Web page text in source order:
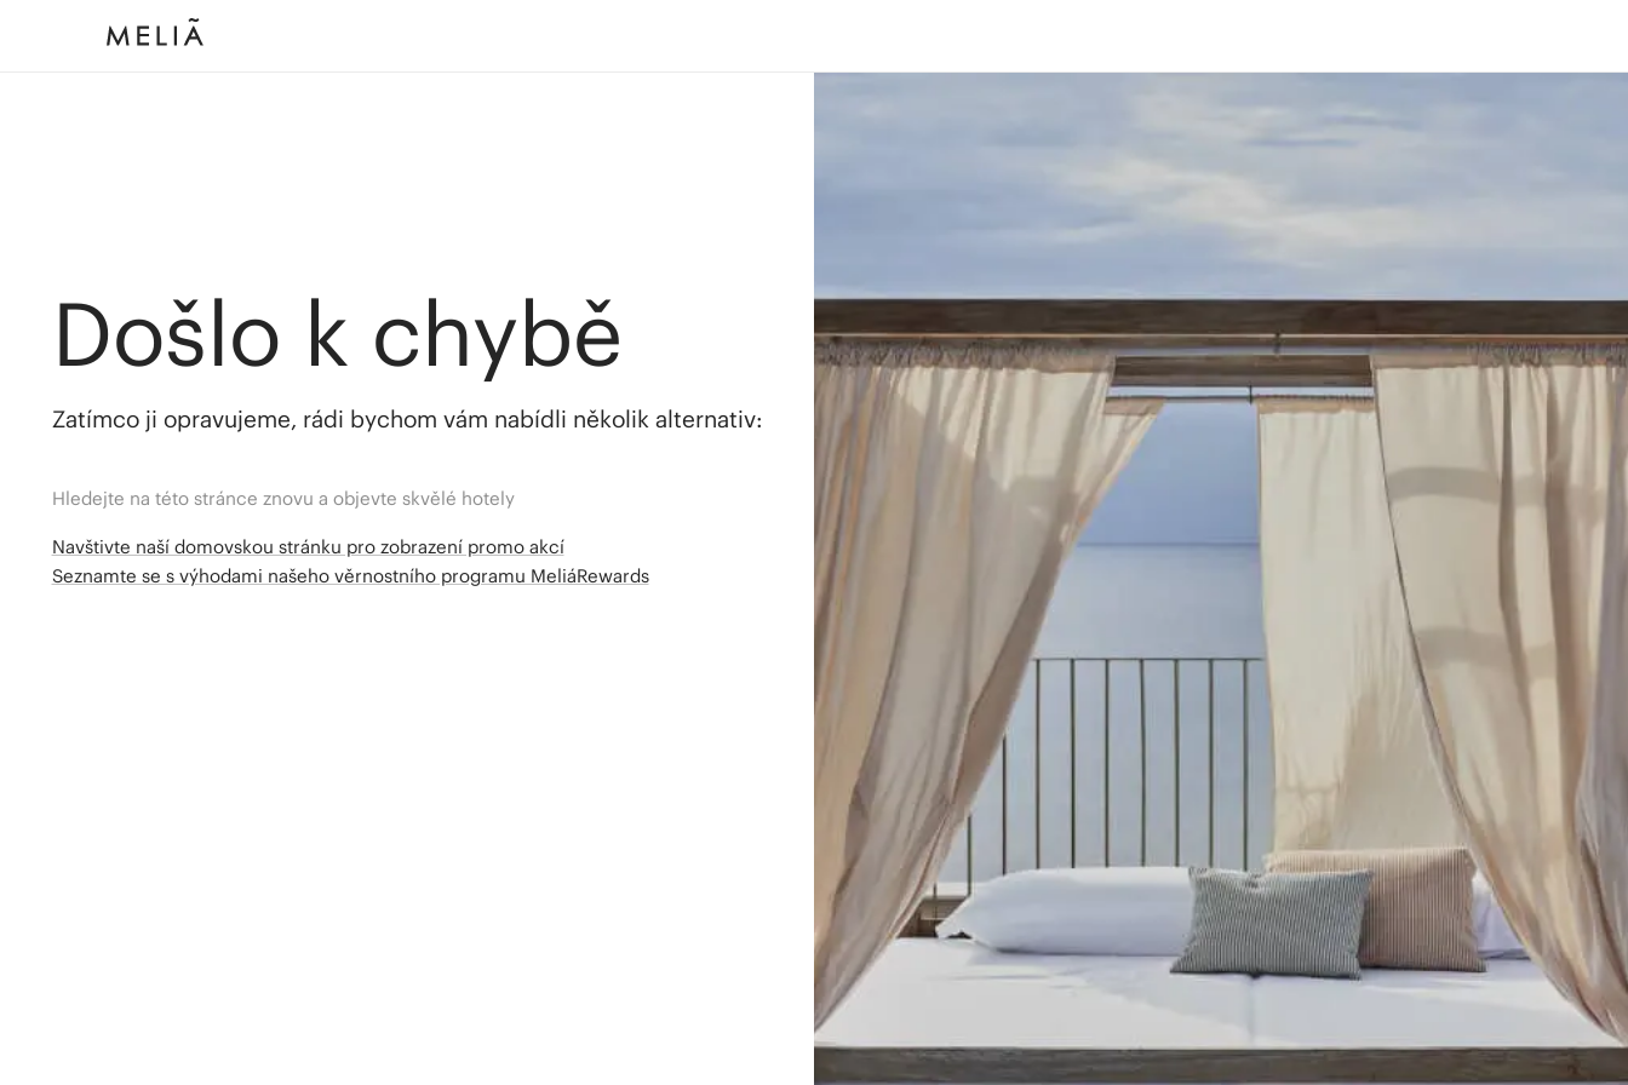
Došlo k chybě
Zatímco ji opravujeme, rádi bychom vám nabídli několik alternativ:
Hledejte na této stránce znovu a objevte skvělé hotely
Navštivte naší domovskou stránku pro zobrazení promo akcí
Seznamte se s výhodami našeho věrnostního programu MeliáRewards